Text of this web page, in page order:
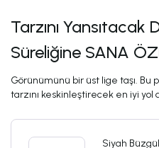
Tarzını Yansıtacak
Süreliğine SANA
Görünümünü bir üst lige taşı. Bu
tarzını keskinleştirecek en iyi yol
Siyah